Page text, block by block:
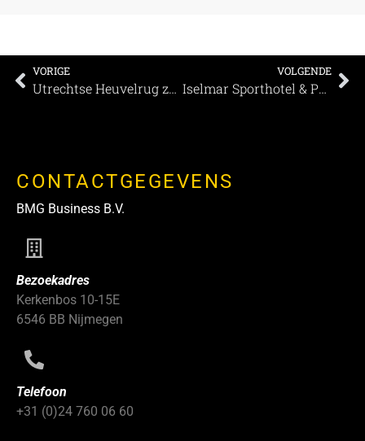
VORIGE
Utrechtse Heuvelrug zet in op gecoördineerd herstel
VOLGENDE
Iselmar Sporthotel & Partykasteel plant veel nieuwe data
CONTACTGEGEVENS
BMG Business B.V.
Bezoekadres
Kerkenbos 10-15E
6546 BB Nijmegen
Telefoon
+31 (0)24 760 06 60